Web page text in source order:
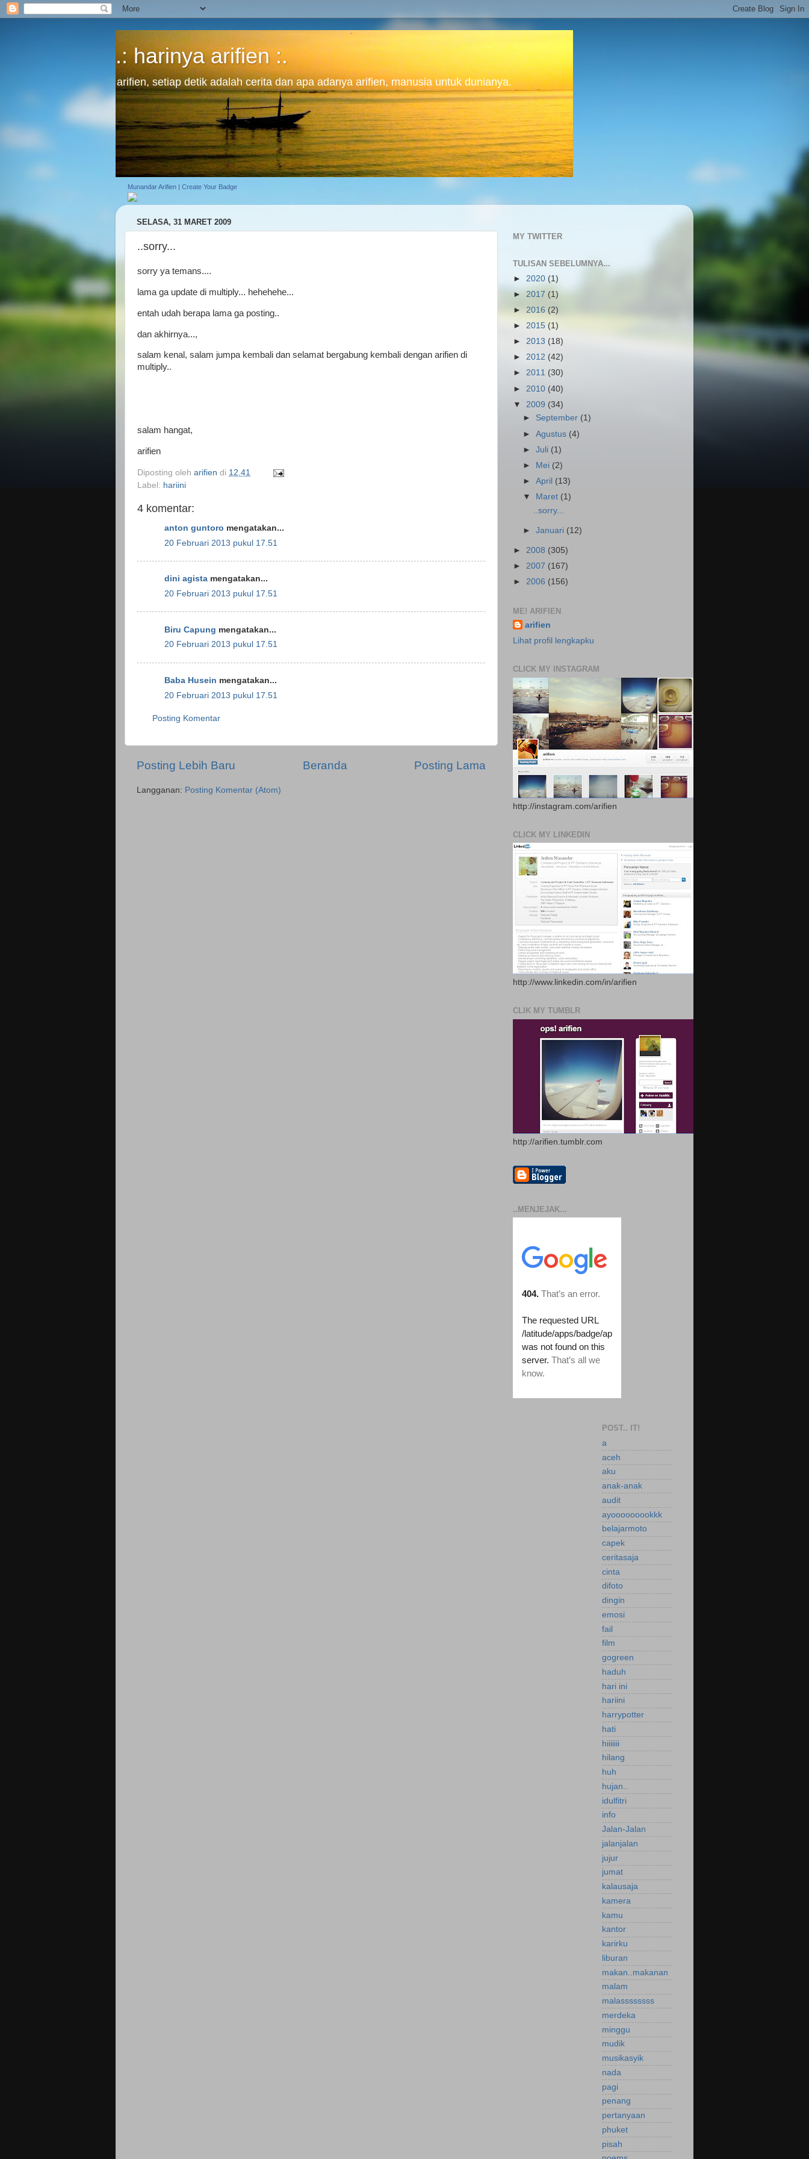
.: harinya arifien :.
arifien, setiap detik adalah cerita dan apa adanya arifien, manusia untuk dunianya.
Munandar Arifien | Create Your Badge
SELASA, 31 MARET 2009
..sorry...
sorry ya temans....
lama ga update di multiply... hehehehe...
entah udah berapa lama ga posting..
dan akhirnya...,
salam kenal, salam jumpa kembali dan selamat bergabung kembali dengan arifien di
multiply..
salam hangat,
arifien
Diposting oleh arifien di 12.41
Label: hariini
4 komentar:
anton guntoro mengatakan...
20 Februari 2013 pukul 17.51
dini agista mengatakan...
20 Februari 2013 pukul 17.51
Biru Capung mengatakan...
20 Februari 2013 pukul 17.51
Baba Husein mengatakan...
20 Februari 2013 pukul 17.51
Posting Komentar
Posting Lebih Baru Posting Lama
Beranda
Langganan: Posting Komentar (Atom)
MY TWITTER
TULISAN SEBELUMNYA...
► 2020 (1)
► 2017 (1)
► 2016 (2)
► 2015 (1)
► 2013 (18)
► 2012 (42)
► 2011 (30)
► 2010 (40)
▼ 2009 (34)
► September (1)
►Agustus (4)
►Juli (1)
►
Mei (2)
►April (13)
▼
Maret (1)
..sorry...
►Januari (12)
► 2008 (305)
► 2007 (167)
► 2006 (156)
ME! ARIFIEN
arifien
Lihat profil lengkapku
CLICK MY INSTAGRAM
http://instagram.com/arifien
CLICK MY LINKEDIN
http://www.linkedin.com/in/arifien
CLIK MY TUMBLR
http://arifien.tumblr.com
..MENJEJAK...
POST.. IT!
a
aceh
aku
anak-anak
audit
ayooooooookkk
belajarmoto
capek
ceritasaja
cinta
difoto
dingin
emosi
fail
film
gogreen
haduh
hari ini
hariini
harrypotter
hati
hiiiiiii
hilang
huh
hujan..
idulfitri
info
Jalan-Jalan
jalanjalan
jujur
jumat
kalausaja
kamera
kamu
kantor
karirku
liburan
makan..makanan
malam
malassssssss
merdeka
minggu
mudik
musikasyik
nada
pagi
penang
pertanyaan
phuket
pisah